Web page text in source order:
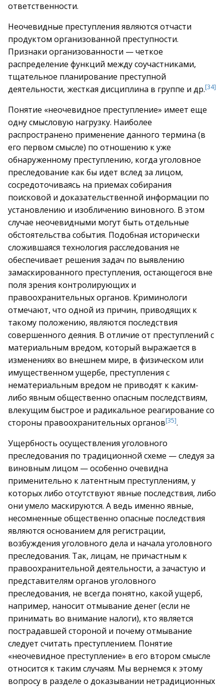
ответственности.
Неочевидные преступления являются отчасти
продуктом организованной преступности.
Признаки организованности — четкое
распределение функций между соучастниками,
тщательное планирование преступной
деятельности, жесткая дисциплина в группе и др.[34]
Понятие «неочевидное преступление» имеет еще
одну смысловую нагрузку. Наиболее
распространено применение данного термина (в
его первом смысле) по отношению к уже
обнаруженному преступлению, когда уголовное
преследование как бы идет вслед за лицом,
сосредоточиваясь на приемах собирания
поисковой и доказательственной информации по
установлению и изобличению виновного. В этом
случае неочевидными могут быть отдельные
обстоятельства события. Подобная исторически
сложившаяся технология расследования не
обеспечивает решения задач по выявлению
замаскированного преступления, остающегося вне
поля зрения контролирующих и
правоохранительных органов. Криминологи
отмечают, что одной из причин, приводящих к
такому положению, являются последствия
совершенного деяния. В отличие от преступлений с
материальным вредом, который выражается в
изменениях во внешнем мире, в физическом или
имущественном ущербе, преступления с
нематериальным вредом не приводят к каким-
либо явным общественно опасным последствиям,
влекущим быстрое и радикальное реагирование со
стороны правоохранительных органов[35].
Ущербность осуществления уголовного
преследования по традиционной схеме — следуя за
виновным лицом — особенно очевидна
применительно к латентным преступлениям, у
которых либо отсутствуют явные последствия, либо
они умело маскируются. А ведь именно явные,
несомненные общественно опасные последствия
являются основанием для регистрации,
возбуждения уголовного дела и начала уголовного
преследования. Так, лицам, не причастным к
правоохранительной деятельности, а зачастую и
представителям органов уголовного
преследования, не всегда понятно, какой ущерб,
например, наносит отмывание денег (если не
принимать во внимание налоги), кто является
пострадавшей стороной и почему отмывание
следует считать преступлением. Понятие
«неочевидное преступление» в его втором смысле
относится к таким случаям. Мы вернемся к этому
вопросу в разделе о доказывании нетрадиционных